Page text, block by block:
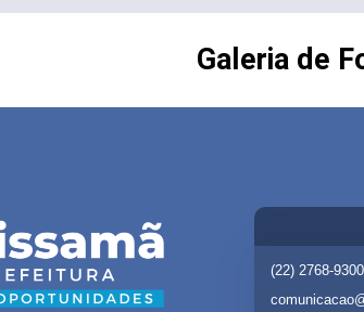
Galeria de
(22) 2768-9300